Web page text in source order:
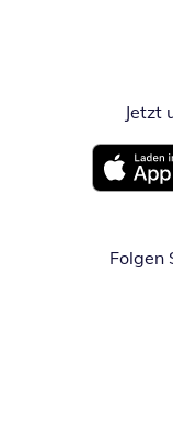
Jetzt
Öffnet in
Folgen